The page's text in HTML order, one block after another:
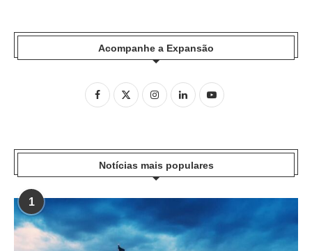
Acompanhe a Expansão
Notícias mais populares
1